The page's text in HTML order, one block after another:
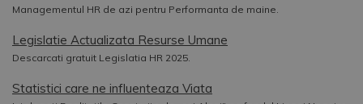
Managementul HR de azi pentru Performanta de maine.
Legislatie Actualizata Resurse Umane
Descarcati gratuit Legislatia HR 2025.
Statistici care ne influenteaza Viata